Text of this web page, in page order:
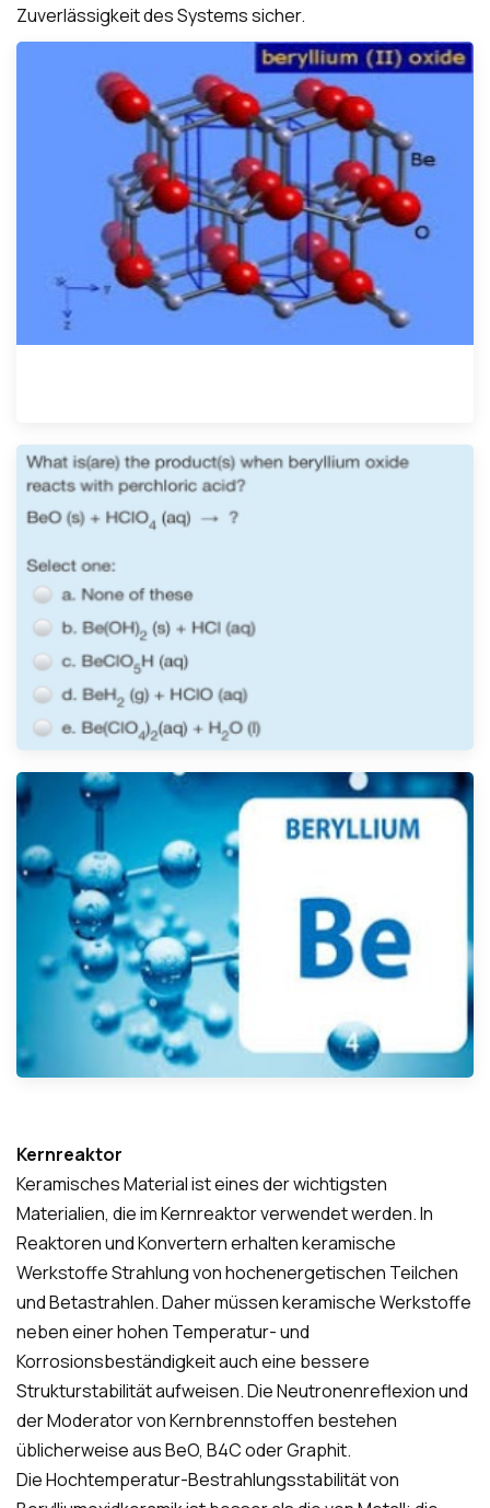
Zuverlässigkeit des Systems sicher.
Kernreaktor
Keramisches Material ist eines der wichtigsten
Materialien, die im Kernreaktor verwendet werden. In
Reaktoren und Konvertern erhalten keramische
Werkstoffe Strahlung von hochenergetischen Teilchen
und Betastrahlen. Daher müssen keramische Werkstoffe
neben einer hohen Temperatur- und
Korrosionsbeständigkeit auch eine bessere
Strukturstabilität aufweisen. Die Neutronenreflexion und
der Moderator von Kernbrennstoffen bestehen
üblicherweise aus BeO, B4C oder Graphit.
Die Hochtemperatur-Bestrahlungsstabilität von